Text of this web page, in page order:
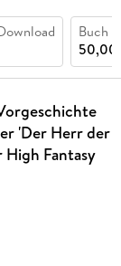
Buch
50,00
'Der Herr der
High Fantasy